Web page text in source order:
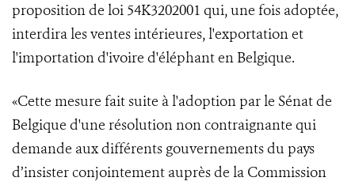
proposition de loi 54K3202001 qui, une fois adoptée,
interdira les ventes intérieures, l'exportation et
l'importation d'ivoire d'éléphant en Belgique.
«Cette mesure fait suite à l'adoption par le Sénat de
Belgique d'une résolution non contraignante qui
demande aux différents gouvernements du pays
d’insister conjointement auprès de la Commission